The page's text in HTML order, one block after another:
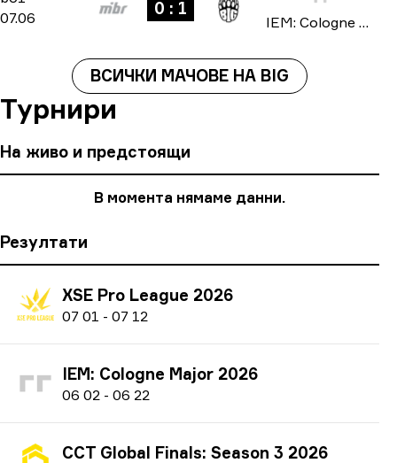
07.06
0 : 1
IEM: Cologne Major 2026
ВСИЧКИ МАЧОВЕ НА BIG
Турнири
На живо и предстоящи
В момента нямаме данни.
Резултати
XSE Pro League 2026
07 01 - 07 12
IEM: Cologne Major 2026
06 02 - 06 22
CCT Global Finals: Season 3 2026